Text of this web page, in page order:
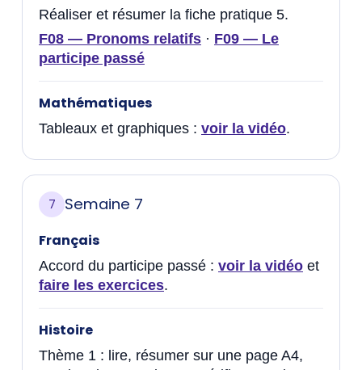
Réaliser et résumer la fiche pratique 5.
F08 — Pronoms relatifs · F09 — Le
participe passé
Mathématiques
Tableaux et graphiques : voir la vidéo.
7 Semaine 7
Français
Accord du participe passé : voir la vidéo et
faire les exercices.
Histoire
Thème 1 : lire, résumer sur une page A4,